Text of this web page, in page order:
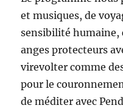
et musiques, de
sensibilité humaine,
anges protecteurs
virevolter comme
pour le
de méditer avec